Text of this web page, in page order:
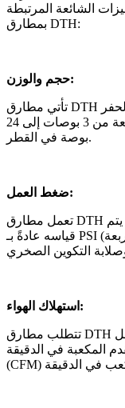
الشائعة المرتبطة
بمطارق DTH:
حجم والوزن:
تأتي مطارق DTH بأحجام وأوزان مختلفة لتلائم أجهزة الحفر
والتطبيقات المختلفة. تتراوح الأحجام الشائعة من 3 بوصات إلى 24
بوصة في القطر.
ضغط العمل:
تعمل مطارق DTH ضمن نطاق محدد من ضغط الهواء، والذي يتم
قياسه عادةً بـ PSI (جنيه لكل بوصة مربعة). يمكن أن يختلف ضغط
استهلاك الهواء:
تتطلب مطارق DTH حجمًا معينًا من الهواء المضغوط لتعمل
المكعبة في الدقيقة